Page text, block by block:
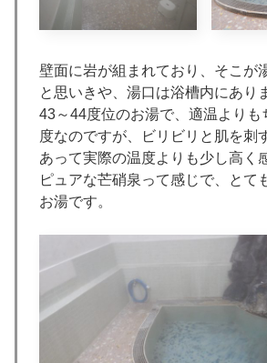
壁面に岩が組まれており、そこが
と思いきや、湯口は浴槽内にあり
43～44度位のお湯で、適温よりも
度なのですが、ビリビリと肌を刺
あって実際の温度よりも少し高く
ピュアな芒硝泉って感じで、とて
お湯です。